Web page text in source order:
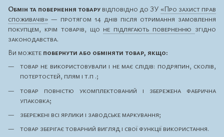
Обмін та повернення товару відповідно до ЗУ «Про захист прав
споживачів» — протягом 14 днів після отримання замовлення
покупцем, крім товарів, що не підлягають поверненню згідно
законодавства.
Ви можете повернути або обміняти товар, якщо:
товар не використовували і не має слідів: подряпин, сколів,
потертостей, плям і т.п .;
товар повністю укомплектований і збережена фабрична
упаковка;
збережені всі ярлики і заводське маркування;
товар зберігає товарний вигляд і свої функції використання.